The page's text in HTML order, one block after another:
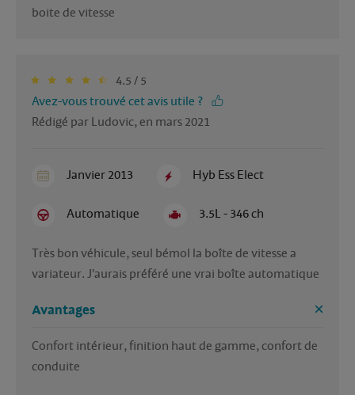
4.5 / 5
Avez-vous trouvé cet avis utile ?
Rédigé par Ludovic, en mars 2021
Janvier 2013 Hyb Ess Elect
Automatique 3.5L - 346 ch
Très bon véhicule, seul bémol la boîte de vitesse a
variateur. J'aurais préféré une vrai boîte automatique
Avantages
Confort intérieur, finition haut de gamme, confort de
conduite